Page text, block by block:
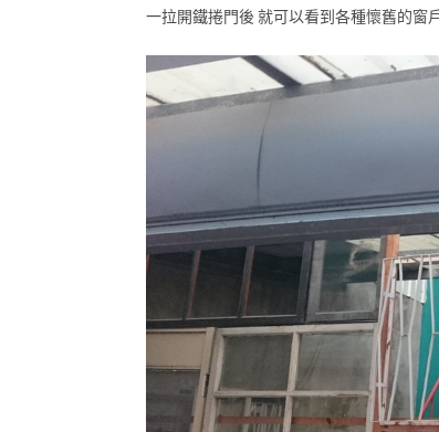
一拉開鐵捲門後 就可以看到各種懷舊的窗